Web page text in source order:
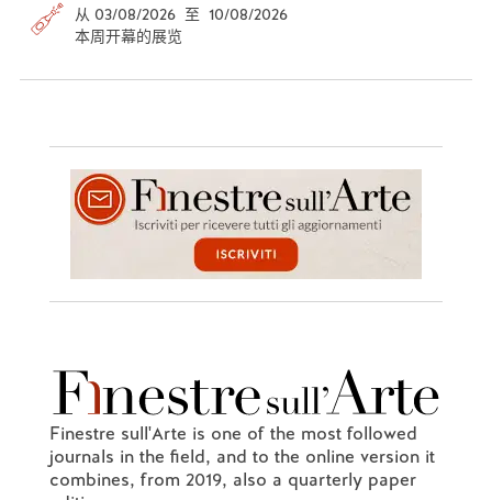
从 03/08/2026 至 10/08/2026
本周开幕的展览
Finestre sull'Arte is one of the most followed
journals in the field, and to the online version it
combines, from 2019, also a quarterly paper